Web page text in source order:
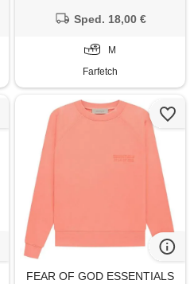
Sped. 18,00 €
M
Farfetch
FEAR OF GOD ESSENTIALS